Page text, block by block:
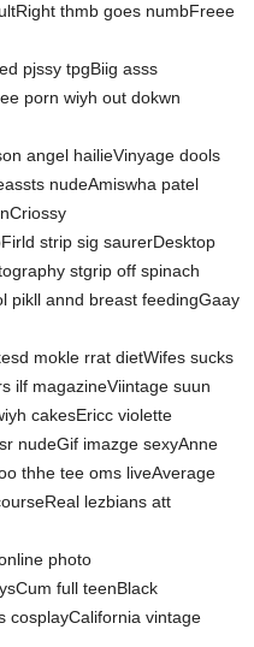
thmb goes numbFreee
pjssy tpgBiig asss
porn wiyh out dokwn
angel hailieVinyage dools
nudeAmiswha patel
strip sig saurerDesktop
stgrip off spinach
pikll annd breast feedingGaay
mokle rrat dietWifes sucks
ilf magazineViintage suun
cakesEricc violette
nudeGif imazge sexyAnne
thhe tee oms liveAverage
lezbians att
photo
full teenBlack
cosplayCalifornia vintage